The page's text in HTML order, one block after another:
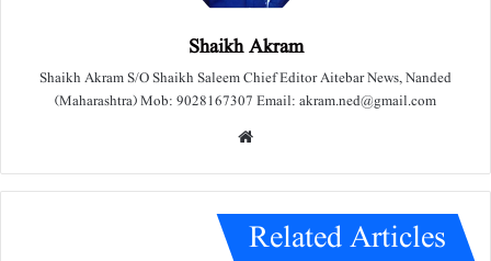
Shaikh Akram
Shaikh Akram S/O Shaikh Saleem Chief Editor Aitebar News, Nanded
(Maharashtra) Mob: 9028167307 Email: akram.ned@gmail.com
e
Related Articles